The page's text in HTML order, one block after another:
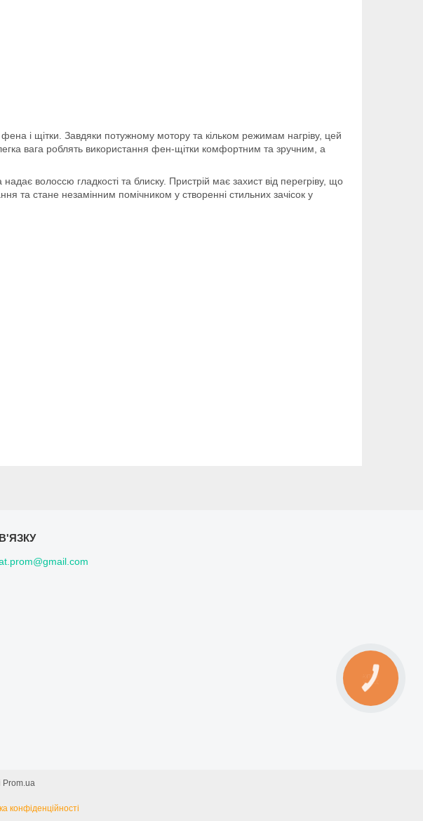
і щітки. Завдяки потужному мотору та кільком режимам нагріву, цей
вага роблять використання фен-щітки комфортним та зручним, а
волоссю гладкості та блиску. Пристрій має захист від перегріву, що
та стане незамінним помічником у створенні стильних зачісок у
Prom.ua
конфіденційності
КНОПКА
ЗВ'ЯЗКУ